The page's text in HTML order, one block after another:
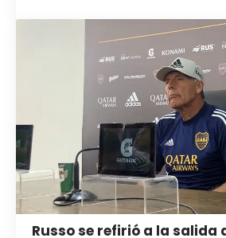
Russo se refirió a la salida